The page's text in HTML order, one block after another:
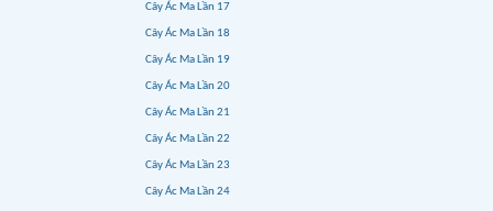
Cây Ác Ma Lần 17
Cây Ác Ma Lần 18
Cây Ác Ma Lần 19
Cây Ác Ma Lần 20
Cây Ác Ma Lần 21
Cây Ác Ma Lần 22
Cây Ác Ma Lần 23
Cây Ác Ma Lần 24